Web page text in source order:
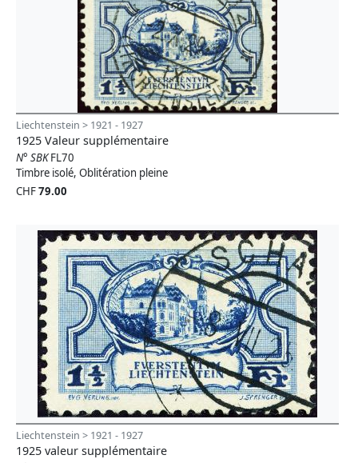
Liechtenstein > 1921 - 1927
1925 Valeur supplémentaire
N° SBKFL70
Timbre isolé, Oblitération pleine
CHF79.00
Liechtenstein > 1921 - 1927
1925 valeur supplémentaire